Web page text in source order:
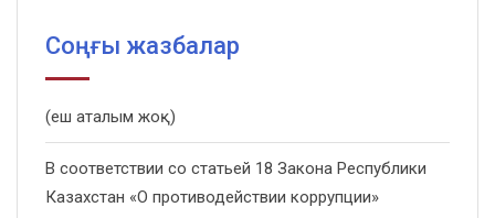
Соңғы жазбалар
(еш аталым жоқ)
В соответствии со статьей 18 Закона Республики
Казахстан «О противодействии коррупции»